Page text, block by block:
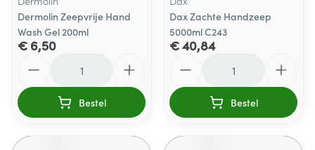
Dermolin Zeepvrije Hand
Wash Gel 200ml
€ 6,50
Bestel
Dax Zachte Handzeep
5000ml C243
€ 40,84
Bestel